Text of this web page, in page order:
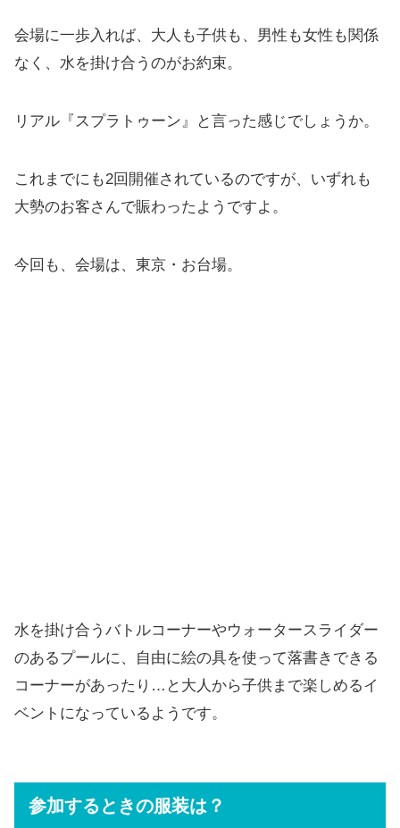
会場に一歩入れば、大人も子供も、男性も女性も関係
なく、水を掛け合うのがお約束。
リアル『スプラトゥーン』と言った感じでしょうか。
これまでにも2回開催されているのですが、いずれも
大勢のお客さんで賑わったようですよ。
今回も、会場は、東京・お台場。
水を掛け合うバトルコーナーやウォータースライダー
のあるプールに、自由に絵の具を使って落書きできる
コーナーがあったり…と大人から子供まで楽しめるイ
ベントになっているようです。
参加するときの服装は？